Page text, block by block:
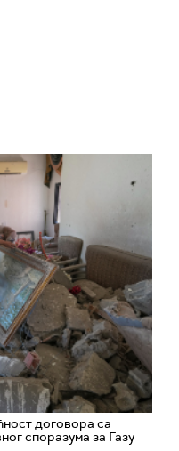
договора са
споразума за Газу